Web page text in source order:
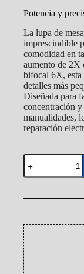
Potencia y
La lupa de
imprescindible
comodidad en
aumento de 2X
bifocal 6X, esta
detalles más
Diseñada para
concentración y
manualidades,
reparación
Lupa
con
2
y
Cod3b1a
cantidad